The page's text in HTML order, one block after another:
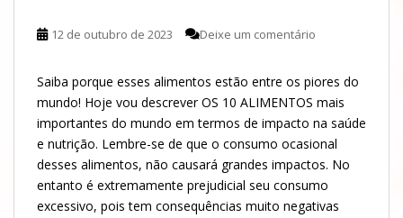
12 de outubro de 2023 Deixe um comentário
Saiba porque esses alimentos estão entre os piores do
mundo! Hoje vou descrever OS 10 ALIMENTOS mais
importantes do mundo em termos de impacto na saúde
e nutrição. Lembre-se de que o consumo ocasional
desses alimentos, não causará grandes impactos. No
entanto é extremamente prejudicial seu consumo
excessivo, pois tem consequências muito negativas